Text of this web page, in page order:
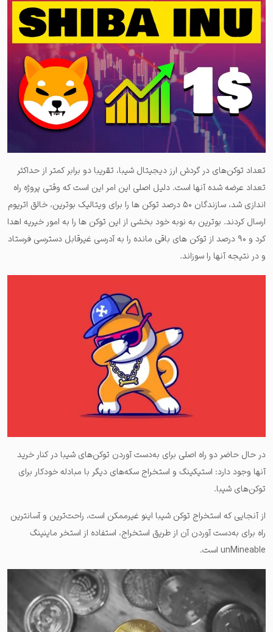
تعداد توکن‌های در گردش ارز دیجیتال شیبا، تقریبا دو برابر کمتر از حداکثر
تعداد عرضه شده آنها است. دلیل اصلی این امر این است که وقتی پروژه راه
اندازی شد، سازندگان ۵۰ درصد توکن ها را برای ویتالیک بوترین، خالق اتریوم
ارسال کردند. بوترین به نوبه خود بخشی از این توکن ها را به امور خیریه اهدا
کرد و ۹۰ درصد از توکن های باقی مانده را به آدرسی غیرقابل دسترسی فرستاد
و در نتیجه آنها را سوزاند.
در حال حاضر دو راه اصلی برای به‌دست آوردن توکن‌های شیبا در کنار خرید
آنها وجود دارد: استیکینگ و استخراج سکه‌های دیگر با مبادله خودکار برای
توکن‌های شیبا.
از آنجایی که استخراج توکن شیبا اینو غیرممکن است، راحت‌ترین و آسانترین
راه برای به‌دست آوردن آن از طریق استخراج، استفاده از استخر ماینینگ
unMineable است.